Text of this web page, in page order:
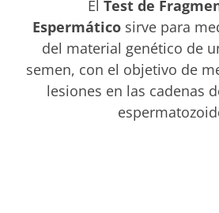
El Test de
Espermático sirve para
del material genético de
semen, con el objetivo de
lesiones en las cadenas